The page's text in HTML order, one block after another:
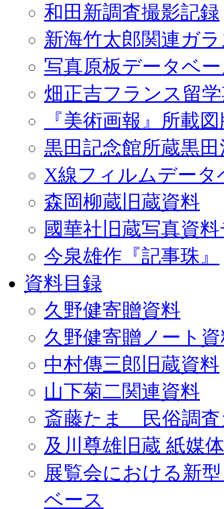
和田新調査撮影記録
新海竹太郎関連ガ
写真原板データベ
畑正吉フランス留
『美術画報』所載
黒田記念館所蔵黒
X線フィルムデータ
森岡柳蔵旧蔵資料
國華社旧蔵写真資
今泉雄作『記事珠』
資料目録
久野健寄贈資料
久野健寄贈ノート
中村傳三郎旧蔵資料
山下菊二関連資料
斎藤たま 民俗調査
及川尊雄旧蔵 紙媒
展覧会における新
ベース